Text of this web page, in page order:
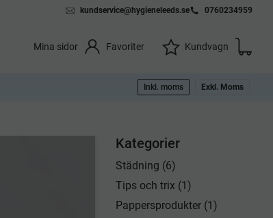
kundservice@hygieneleeds.se 0760234959
Mina sidor Favoriter Kundvagn
Önskelista
Inkl. moms Exkl. Moms
Kategorier
Städning (6)
Tips och trix (1)
Pappersprodukter (1)